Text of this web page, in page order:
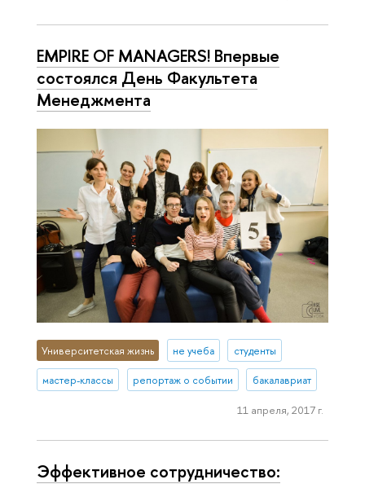
EMPIRE OF MANAGERS! Впервые
состоялся День Факультета
Менеджмента
Университетская жизнь не учеба студенты
мастер-классы репортаж о событии бакалавриат
11 апреля, 2017 г.
Эффективное сотрудничество: